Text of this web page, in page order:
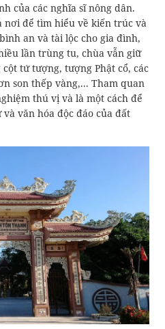
của các nghĩa sĩ nông dân.
nơi để tìm hiểu về kiến trúc và
an và tài lộc cho gia đình,
lần trùng tu, chùa vẫn giữ
tứ tượng, tượng Phật cổ, các
son thếp vàng,... Tham quan
thú vị và là một cách để
văn hóa độc đáo của đất